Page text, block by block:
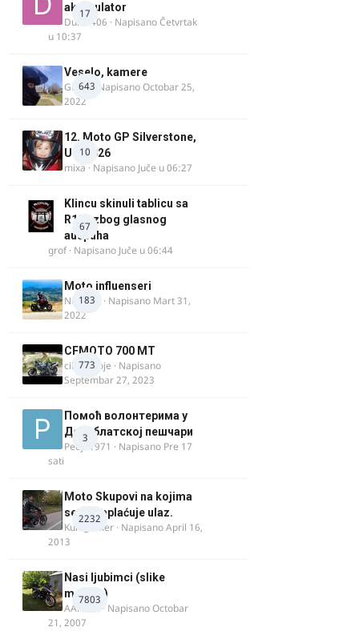
17
akomulator
Dule1406 · NapisanoČetvrtak
u 10:37
643
Veselo, kamere
GR 46· NapisanoOctobar 25,
2022
10
12. Moto GP Silverstone,
UK, 2026
mixa · Napisano Juče u 06:27
67
Klincu skinuli tablicu sa
R125 zbog glasnog
auspuha
grof· Napisano Juče u 06:44
183
Moto influenseri
Nolanka · Napisano Mart 31,
2022
773
CFMOTO 700 MT
cika miloje · Napisano
Septembar 27, 2023
3
Помоћ волонтерима у
Делиблатској пешчари
Pedja1971 · Napisano Pre 17
sati
2232
Moto Skupovi na kojima
se ne naplaćuje ulaz.
Kum_Mixer · NapisanoApril 16,
2013
7803
Nasi ljubimci (slike
motora)
AArnold · NapisanoOctobar
21, 2007